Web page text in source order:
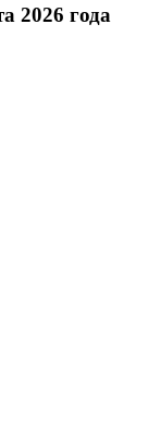
2026 года